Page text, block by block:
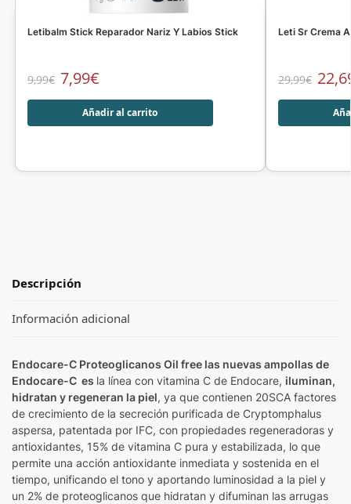
Letibalm Stick Reparador Nariz Y Labios Stick
9,99€ 7,99€
Añadir al carrito
Leti Sr Crema
29,99€
Descripción
Información adicional
Endocare-C Proteoglicanos Oil free las nuevas ampollas de
Endocare-C es la línea con vitamina C de Endocare, iluminan,
hidratan y regeneran la piel, ya que contienen 20SCA factores
de crecimiento de la secreción purificada de Cryptomphalus
aspersa, patentada por IFC, con propiedades regeneradoras y
antioxidantes, 15% de vitamina C pura y estabilizada, lo que
permite una acción antioxidante inmediata y sostenida en el
tiempo, unificando el tono y aportando luminosidad a la piel y
un 2% de proteoglicanos que hidratan y difuminan las arrugas